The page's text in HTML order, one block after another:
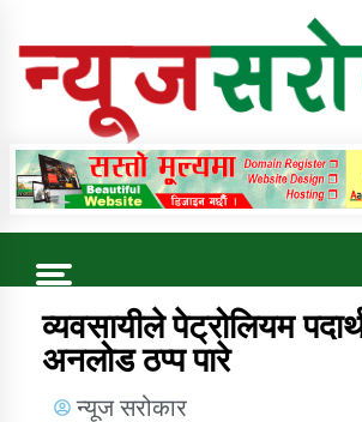
Online News Portal
Trending Now
कुषि बिकास कार्यालय जुम्ला
व्यवसायीले पेट्रोलियम
अनलोड ठप्प पारे
न्यूज सरोकार